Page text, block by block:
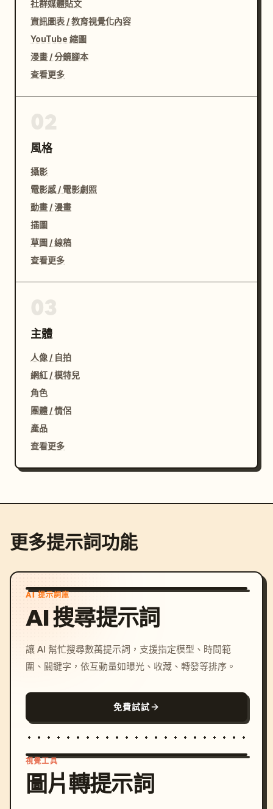
社群媒體貼文
資訊圖表 / 教育視覺化內容
YouTube 縮圖
漫畫 / 分鏡腳本
查看更多
風格
攝影
電影感 / 電影劇照
動畫 / 漫畫
插圖
草圖 / 線稿
查看更多
主體
人像 / 自拍
網紅 / 模特兒
角色
團體 / 情侶
產品
查看更多
更多提示詞功能
AI 提示詞庫
AI 搜尋提示詞
讓 AI 幫忙搜尋數萬提示詞，支援指定模型、時間範
圍、關鍵字，依互動量如曝光、收藏、轉發等排序。
免費試試
視覺工具
圖片轉提示詞